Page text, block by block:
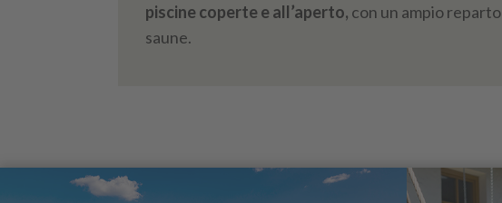
piscine coperte e all’aperto, con un ampio reparto
saune.